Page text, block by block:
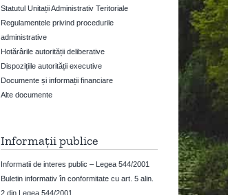
Statutul Unitații Administrativ Teritoriale
Regulamentele privind procedurile
administrative
Hotărârile autorității deliberative
Dispozițiile autorității executive
Documente și informații financiare
Alte documente
Informații publice
Informatii de interes public – Legea 544/2001
Buletin informativ în conformitate cu art. 5 alin.
2 din Legea 544/2001